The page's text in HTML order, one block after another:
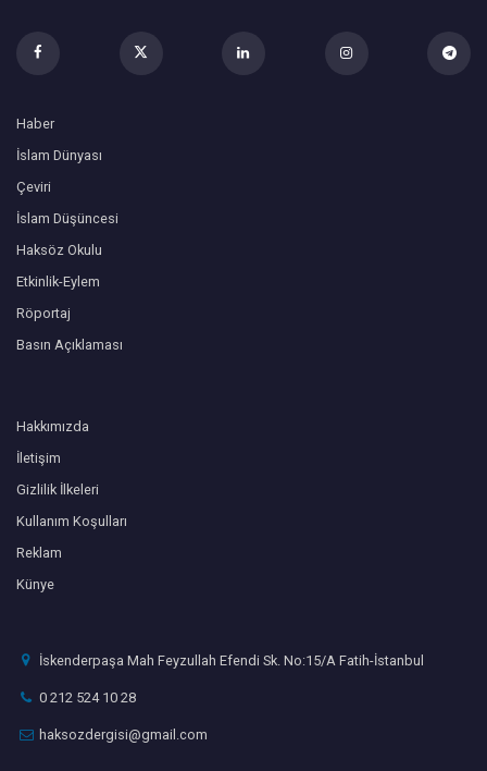
Haber
İslam Dünyası
Çeviri
İslam Düşüncesi
Haksöz Okulu
Etkinlik-Eylem
Röportaj
Basın Açıklaması
Hakkımızda
İletişim
Gizlilik İlkeleri
Kullanım Koşulları
Reklam
Künye
İskenderpaşa Mah Feyzullah Efendi Sk. No:15/A Fatih-İstanbul
0 212 524 10 28
haksozdergisi@gmail.com